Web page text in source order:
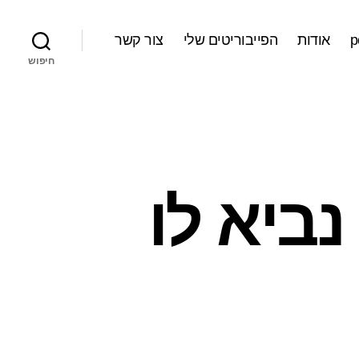
אודות הפייבוריטים שלי צור קשר
חיפוש
לו